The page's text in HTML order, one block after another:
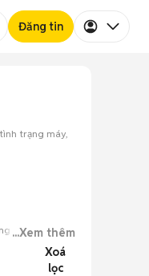
Đăng tin
trạng máy,
...Xem thêm
Xoá
lọc